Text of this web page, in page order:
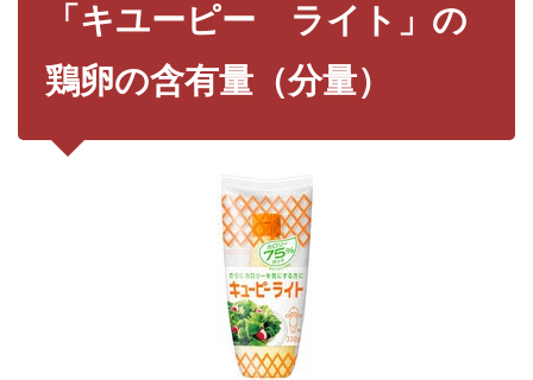
「キユーピー ライト」の
鶏卵の含有量（分量）